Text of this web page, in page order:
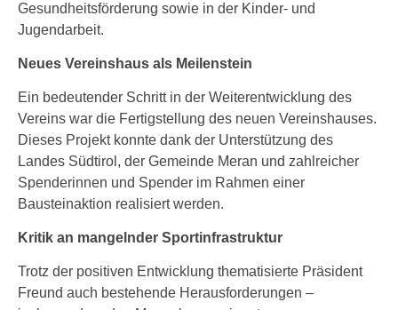
Gesundheitsförderung sowie in der Kinder- und
Jugendarbeit.
Neues Vereinshaus als Meilenstein
Ein bedeutender Schritt in der Weiterentwicklung des
Vereins war die Fertigstellung des neuen Vereinshauses.
Dieses Projekt konnte dank der Unterstützung des
Landes Südtirol, der Gemeinde Meran und zahlreicher
Spenderinnen und Spender im Rahmen einer
Bausteinaktion realisiert werden.
Kritik an mangelnder Sportinfrastruktur
Trotz der positiven Entwicklung thematisierte Präsident
Freund auch bestehende Herausforderungen –